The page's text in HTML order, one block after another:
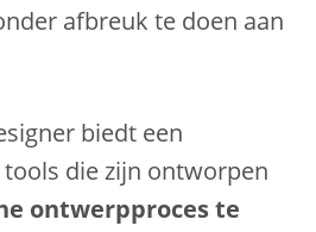
afbreuk te doen aan
biedt een
die zijn ontworpen
ontwerpproces te